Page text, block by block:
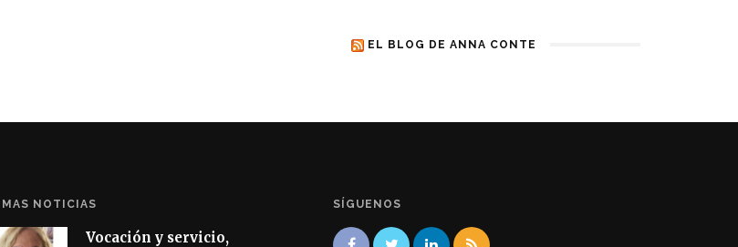
EL BLOG DE ANNA CONTE
NOTICIAS
Vocación y servicio,
SÍGUENOS